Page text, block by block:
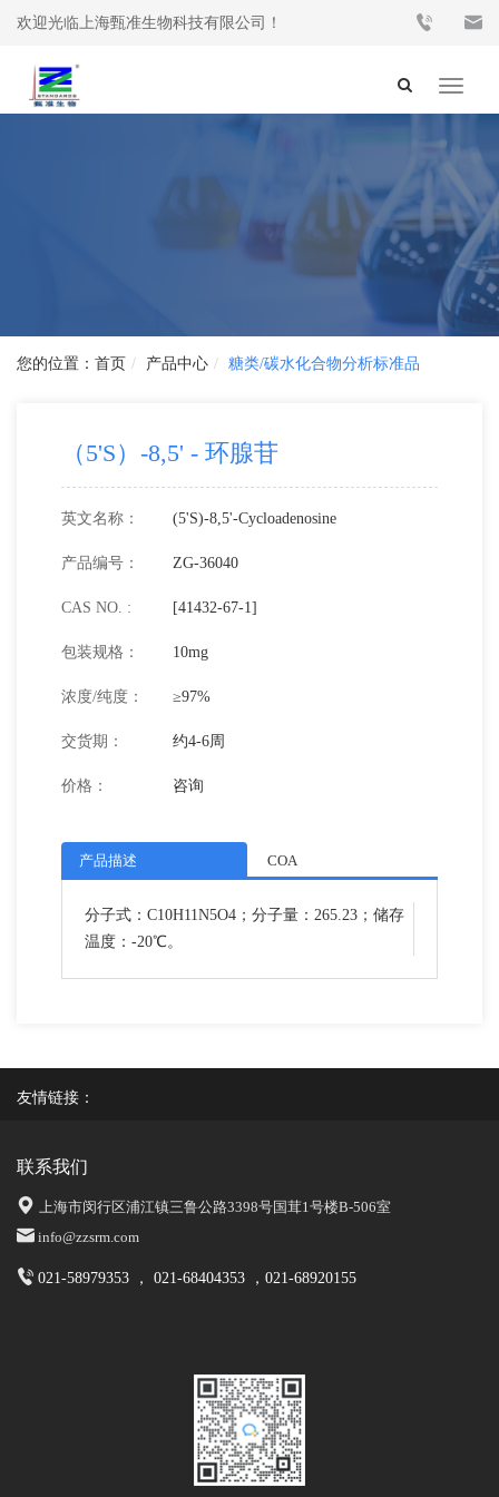
欢迎光临上海甄准生物科技有限公司！
Toggle
首页 产品中心 糖类/碳水化合物分析标准品
（5'S）-8,5' - 环腺苷
英文名称： (5'S)-8,5'-Cycloadenosine
产品编号： ZG-36040
CAS NO. : [41432-67-1]
包装规格： 10mg
浓度/纯度： ≥97%
交货期： 约4-6周
价格： 咨询
产品描述 COA
分子式：C10H11N5O4；分子量：265.23；储存
温度：-20℃。
友情链接：
联系我们
上海市闵行区浦江镇三鲁公路3398号国茸1号楼B-506室
info@zzsrm.com
021-58979353 ， 021-68404353 ，021-68920155